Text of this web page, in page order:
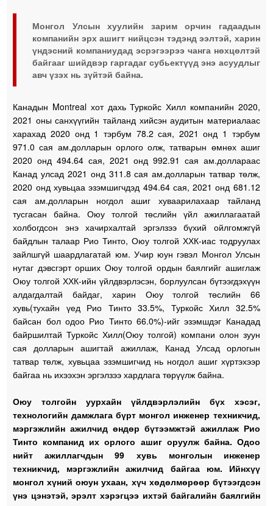
Монгол Улсын хуулийн зарим орчин гадаадын
компанийн эрх ашигт нийцсэн тэдэнд ээлтэй, харин
үндэсний компаниудад эсрэгээрээ чанга нөхцөлтэй
байгааг шийдвэр гаргадаг субьектүүд энэ асуудлыг
авч үзэх нь зүйтэй байна.
Канадын Montreal хот дахь Туркойс Хилл компанийн 2020,
2021 оны санхүүгийн тайланд хийсэн аудитын материалаас
харахад 2020 онд 1 тэрбум 78.2 сая, 2021 онд 1 тэрбум
971.0 сая ам.долларын орлого олж, татварын өмнөх ашиг
2020 онд 494.64 сая, 2021 онд 992.91 сая ам.доллараас
Канад улсад 2021 онд 311.8 сая ам.долларын татвар төлж,
2020 онд хувьцаа эзэмшигчдэд 494.64 сая, 2021 онд 681.12
сая ам.долларын ногдол ашиг хуваарилахаар тайланд
тусгасан байна. Оюу толгой төслийн үйл ажиллагаатай
холбогдсон энэ хачирхалтай эргэлзээ бүхий ойлгомжгүй
байдлын талаар Рио Тинто, Оюу толгой ХХК-иас тодруулах
зайлшгүй шаардлагатай юм. Учир юун гэвэл Монгол Улсын
нутаг дэвсгэрт орших Оюу толгой ордын баялгийг ашиглаж
Оюу толгой ХХК-ийн үйлдвэрлэсэн, борлуулсан бүтээгдэхүүн
алдагдалтай байдаг, харин Оюу толгой төслийн 66
хувь(тухайн үед Рио Тинто 33.5%, Туркойс Хилл 32.5%
байсан бол одоо Рио Тинто 66.0%)-ийг эзэмшдэг Канадад
байршилтай Туркойс Хилл(Оюу толгой) компани олон зуун
сая долларын ашигтай ажиллаж, Канад Улсад орлогын
татвар төлж, хувьцаа эзэмшигчид нь ногдол ашиг хүртэхээр
байгаа нь ихээхэн эргэлзээ хардлага төрүүлж байна.
Оюу толгойн уурхайн үйлдвэрлэлийн бүх хэсэг,
технологийн дамжлага бүрт монгол инженер техникчид,
мэргэжлийн ажилчид өндөр бүтээмжтэй ажиллаж Рио
Тинто компанид их орлого ашиг оруулж байна. Одоо
нийт ажиллагчдын 99 хувь монголын инженер
техникчид, мэргэжлийн ажилчид байгаа юм. Ийнхүү
монгол хүний оюун ухаан, хүч хөдөлмөрөөр бүтээгдсэн
үнэ цэнэтэй, эрэлт хэрэгцээ ихтэй байгалийн баялгийн